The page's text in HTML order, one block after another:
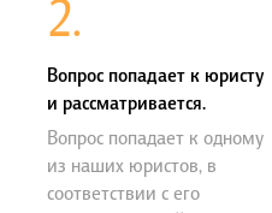
2.
Вопрос попадает к юристу
и рассматривается.
Вопрос попадает к одному
из наших юристов, в
соответствии с его